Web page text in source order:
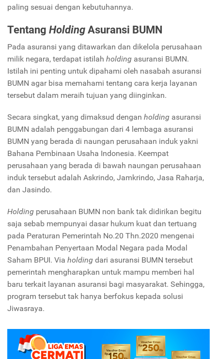
paling sesuai dengan kebutuhannya.
Tentang HoldingAsuransi BUMN
Pada asuransi yang ditawarkan dan dikelola perusahaan
milik negara, terdapat istilah holding asuransi BUMN.
Istilah ini penting untuk dipahami oleh nasabah asuransi
BUMN agar bisa memahami tentang cara kerja layanan
tersebut dalam meraih tujuan yang diinginkan.
Secara singkat, yang dimaksud dengan holding asuransi
BUMN adalah penggabungan dari 4 lembaga asuransi
BUMN yang berada di naungan perusahaan induk yakni
Bahana Pembinaan Usaha Indonesia. Keempat
perusahaan yang berada di bawah naungan perusahaan
induk tersebut adalah Askrindo, Jamkrindo, Jasa Raharja,
dan Jasindo.
Holding perusahaan BUMN non bank tak didirikan begitu
saja sebab mempunyai dasar hukum kuat dan tertuang
pada Peraturan Pemerintah No.20 Thn.2020 mengenai
Penambahan Penyertaan Modal Negara pada Modal
Saham BPUI. Via holding dari asuransi BUMN tersebut
pemerintah mengharapkan untuk mampu memberi hal
baru terkait layanan asuransi bagi masyarakat. Sehingga,
program tersebut tak hanya berfokus kepada solusi
Jiwasraya.